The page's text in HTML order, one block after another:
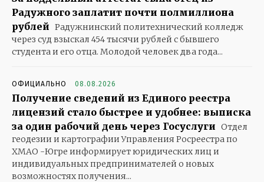
Радужного заплатит почти полмиллиона
рублей Радужнинский политехнический колледж
через суд взыскал 454 тысячи рублей с бывшего
студента и его отца. Молодой человек два года...
ОФИЦИАЛЬНО 08.08.2026
Получение сведений из Единого реестра
лицензий стало быстрее и удобнее: выписка
за один рабочий день через Госуслуги Отдел
геодезии и картографии Управления Росреестра по
ХМАО -Югре информирует юридических лиц и
индивидуальных предпринимателей о новых
возможностях получения...